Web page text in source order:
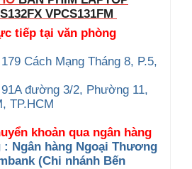
VPCS131FM
tiếp tại văn phòng
Cách Mạng Tháng 8, P.5,
đường 3/2, Phường 11,
TP.HCM
khoản qua ngân hàng
: Ngân hàng Ngoại Thương
(Chi nhánh Bến